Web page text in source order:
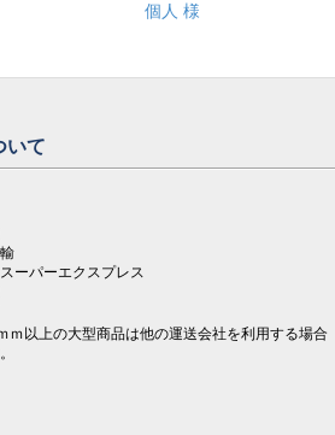
個人 様
いて
ーパーエクスプレス
ｍ以上の大型商品は他の運送会社を利用する場合